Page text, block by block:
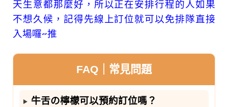
天生意都那麼好，所以正在安排行程的人如果
不想久候，記得先線上訂位就可以免排隊直接
入場囉~推
FAQ｜常見問題
牛舌の檸檬可以預約訂位嗎？